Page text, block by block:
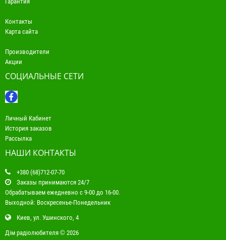
Контакты
Карта сайта
Производители
Акции
СОЦИАЛЬНЫЕ СЕТИ
Личный Кабинет
История заказов
Рассылка
НАШИ КОНТАКТЫ
+380 (68)712-07-70
Заказы принимаются 24/7
Обрабатываем ежедневно с 9-00 до 16-00.
Выходной: Воскресенье-Понедельник
Киев, ул. Ушинского, 4
Дім радіолюбителя © 2026